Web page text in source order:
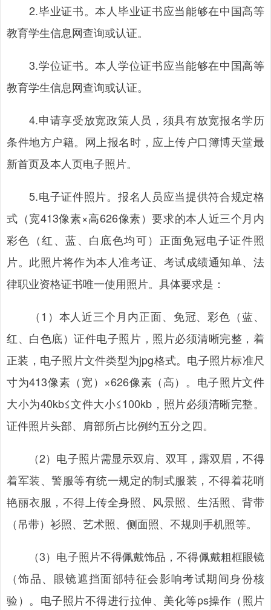
2.毕业证书。本人毕业证书应当能够在中国高等
教育学生信息网查询或认证。
3.学位证书。本人学位证书应当能够在中国高等
教育学生信息网查询或认证。
4.申请享受放宽政策人员，须具有放宽报名学历
条件地方户籍。网上报名时，应上传户口簿博天堂最
新首页及本人页电子照片。
5.电子证件照片。报名人员应当提供符合规定格
式（宽413像素×高626像素）要求的本人近三个月内
彩色（红、蓝、白底色均可）正面免冠电子证件照
片。此照片将作为本人准考证、考试成绩通知单、法
律职业资格证书唯一使用照片。具体要求是：
（1）本人近三个月内正面、免冠、彩色（蓝、
红、白色底）证件电子照片，照片必须清晰完整，着
正装，电子照片文件类型为jpg格式。电子照片标准尺
寸为413像素（宽）×626像素（高）。电子照片文件
大小为40kb≤文件大小≤100kb，照片必须清晰完整。
证件照片头部、肩部所占比例约五分之四。
（2）电子照片需显示双肩、双耳，露双眉，不得
着军装、警服等有统一规定的制式服装，不得着花哨
艳丽衣服，不得上传全身照、风景照、生活照、背带
（吊带）衫照、艺术照、侧面照、不规则手机照等。
（3）电子照片不得佩戴饰品，不得佩戴粗框眼镜
（饰品、眼镜遮挡面部特征会影响考试期间身份核
验）。电子照片不得进行拉伸、美化等ps操作（照片